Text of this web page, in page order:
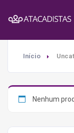
Início
Nenhum